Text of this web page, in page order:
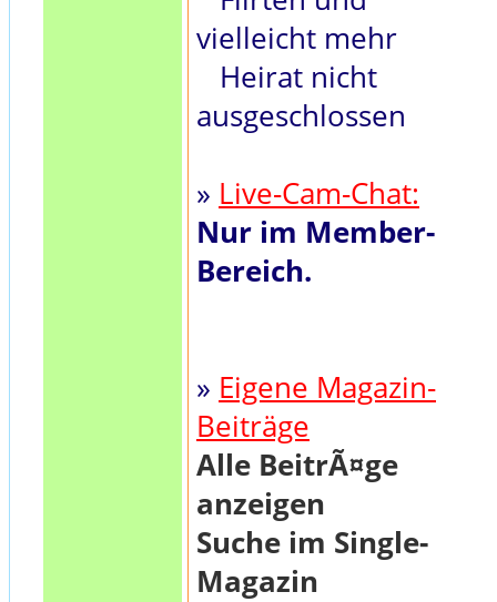
vielleicht mehr
Heirat nicht
ausgeschlossen
» Live-Cam-Chat:
Nur im Member-
Bereich.
» Eigene Magazin-
Beiträge
Alle BeitrÃ¤ge
anzeigen
Suche im Single-
Magazin